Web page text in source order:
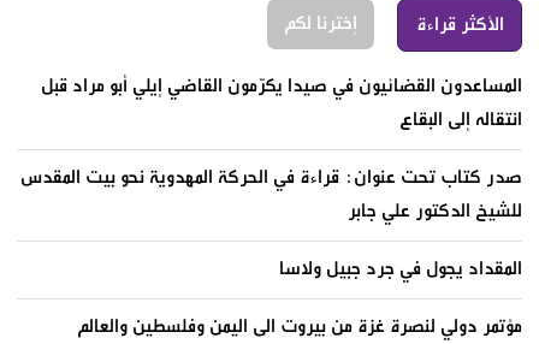
الأكثر قراءة إخترنا لكم
المساعدون القضائيون في صيدا يكرّمون القاضي إيلي أبو مراد قبل
انتقاله إلى البقاع
صدر كتاب تحت عنوان: قراءة في الحركة المهدوية نحو بيت المقدس
للشيخ الدكتور علي جابر
المقداد يجول في جرد جبيل ولاسا
مؤتمر دولي لنصرة غزة من بيروت الى اليمن وفلسطين والعالم